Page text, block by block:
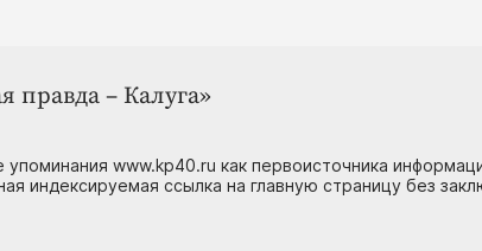
правда – Калуга»
www.kp40.ru как первоисточника
индексируемая ссылка на главную страницу без